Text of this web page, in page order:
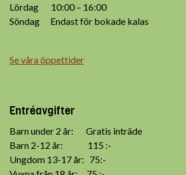
Lördag 10:00 – 16:00
Söndag Endast för bokade kalas
Se våra öppettider
Entréavgifter
Barn under 2 år: Gratis inträde
Barn 2-12 år: 115 :-
Ungdom 13-17 år: 75:-